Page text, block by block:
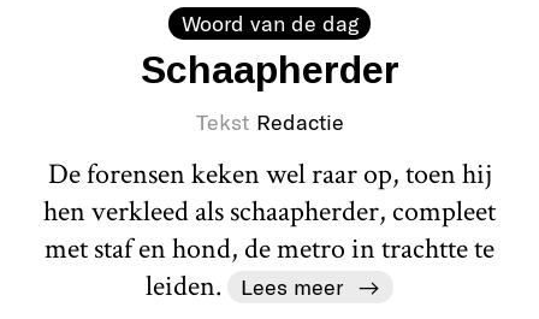
Woord van de dag
Schaapherder
Tekst Redactie
De forensen keken wel raar op, toen hij
hen verkleed als schaapherder, compleet
met staf en hond, de metro in trachtte te
leiden.
Lees meer